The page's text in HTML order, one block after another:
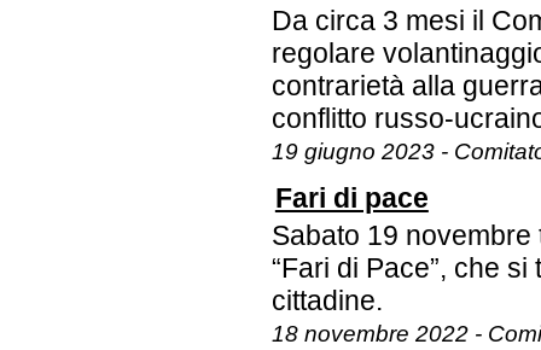
Da circa 3 mesi il
regolare
contrarietà alla
conflitto russo-
19 giugno 2023 -
Fari di pace
Sabato 19
“Fari di Pace”, che
cittadine.
18 novembre 2022 -